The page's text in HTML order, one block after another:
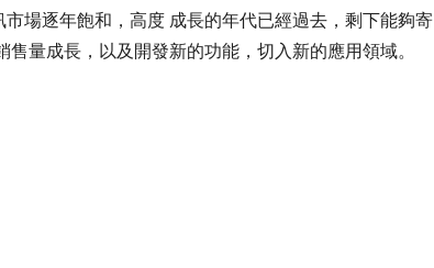
場逐年飽和，高度 成長的年代已經過去，剩下能夠寄
量成長，以及開發新的功能，切入新的應用領域。